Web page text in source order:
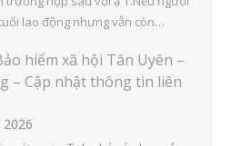
lao động nhưng vẫn còn…
hiểm xã hội Tân Uyên –
– Cập nhật thông tin liên
2026